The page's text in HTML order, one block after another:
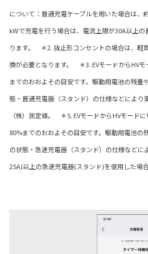
について：普通充電ケーブルを用いた場合は、
kWで充電を行う場合は、電流上限が30A以上
ります。 ＊2. 抜止形コンセントの場合は、軽
換が必要となります。 ＊3. EVモードからHV
までのおおよその目安です。駆動用電池の残量
態・普通充電器（スタンド）の仕様などによ
（株）測定値。 ＊5. EVモードからHVモード
80%までのおおよその目安です。駆動用電池の
の状態・急速充電器（スタンド）の仕様など
25A)以上の急速充電器(スタンド)を使用した場